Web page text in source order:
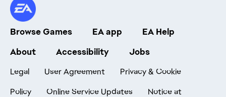
Browse Games EA app
EA Help
About
Accessibility Jobs
Legal User Agreement
Privacy & Cookie
Policy
Online Service Updates Notice at